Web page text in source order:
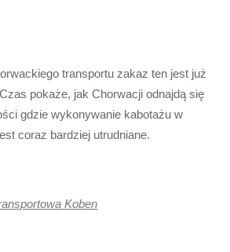
transportu zakaz ten jest już
pokaże, jak Chorwacji odnajdą się
gdzie wykonywanie kabotażu w
coraz bardziej utrudniane.
Koben